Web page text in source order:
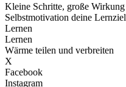
Kleine Schritte, große
Selbstmotivation deine
Lernen
Lernen
Wärme teilen und verbreiten
X
Facebook
Instagram